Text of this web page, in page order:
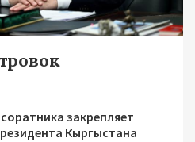
закрепляет
Кыргыстана